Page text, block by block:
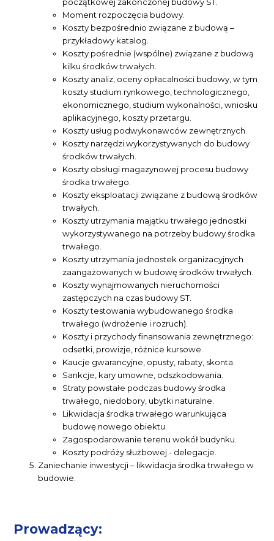
Moment rozpoczęcia budowy.
Koszty bezpośrednio związane z budową –
przykładowy katalog.
Koszty pośrednie (wspólne) związane z budową
kilku środków trwałych.
Koszty analiz, oceny opłacalności budowy, w tym
koszty studium rynkowego, technologicznego,
ekonomicznego, studium wykonalności, wniosku
aplikacyjnego, koszty przetargu.
Koszty usług podwykonawców zewnętrznych.
Koszty narzędzi wykorzystywanych do budowy
środków trwałych.
Koszty obsługi magazynowej procesu budowy
środka trwałego.
Koszty eksploatacji związane z budową środków
trwałych.
Koszty utrzymania majątku trwałego jednostki
wykorzystywanego na potrzeby budowy środka
trwałego.
Koszty utrzymania jednostek organizacyjnych
zaangażowanych w budowę środków trwałych.
Koszty wynajmowanych nieruchomości
zastępczych na czas budowy ST.
Koszty testowania wybudowanego środka
trwałego (wdrożenie i rozruch).
Koszty i przychody finansowania zewnętrznego:
odsetki, prowizje, różnice kursowe.
Kaucje gwarancyjne, opusty, rabaty, skonta.
Sankcje, kary umowne, odszkodowania.
Straty powstałe podczas budowy środka
trwałego, niedobory, ubytki naturalne.
Likwidacja środka trwałego warunkująca
budowę nowego obiektu.
Zagospodarowanie terenu wokół budynku.
Koszty podróży służbowej - delegacje.
Zaniechanie inwestycji – likwidacja środka trwałego w
budowie.
Prowadzący: